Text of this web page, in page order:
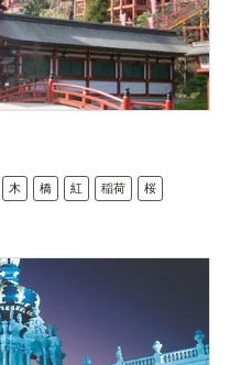
木 橋 紅 稲荷 桜